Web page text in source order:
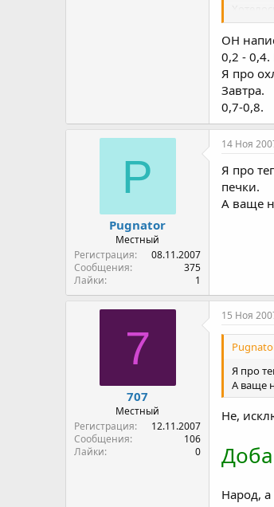
Завтра.
ОН
0,2 -
Я про
Завтра.
0,7-0,8.
P
Pugnator
Местный
Регистрация
08.11.2007
Сообщения
375
Лайки
1
14 Ноя
Я про
печки.
А ваще
7
707
Местный
Регистрация
12.11.2007
Сообщения
106
Лайки
0
15 Ноя
Я про
А ваще
Не,
Народ,